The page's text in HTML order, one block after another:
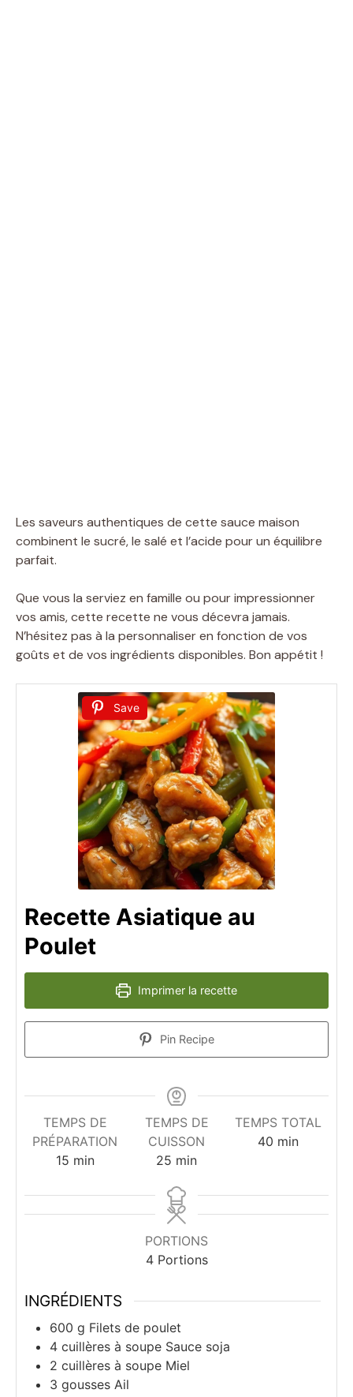
Les saveurs authentiques de cette sauce maison
combinent le sucré, le salé et l’acide pour un équilibre
parfait.
Que vous la serviez en famille ou pour impressionner
vos amis, cette recette ne vous décevra jamais.
N’hésitez pas à la personnaliser en fonction de vos
goûts et de vos ingrédients disponibles. Bon appétit !
Save
Recette Asiatique au
Poulet
Imprimer la recette
Pin Recipe
TEMPS DE
PRÉPARATION
15minutes
min
TEMPS DE
CUISSON
25 minutes
min
TEMPS TOTAL
40minutes
min
PORTIONS
4 Portions
INGRÉDIENTS
600 g Filets de poulet
4 cuillères à soupe Sauce soja
2 cuillères à soupe Miel
3 gousses Ail